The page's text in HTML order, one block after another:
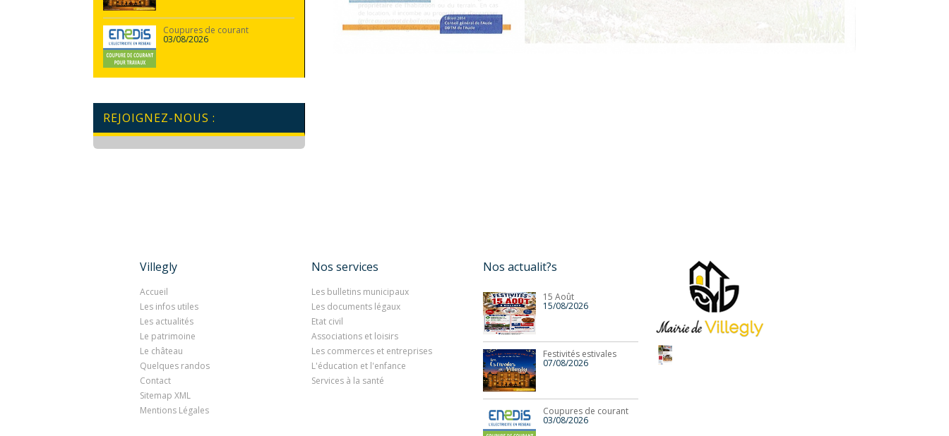
Coupures de courant
03/08/2026
REJOIGNEZ-NOUS :
Villegly
Accueil
Les infos utiles
Les actualités
Le patrimoine
Le château
Quelques randos
Contact
Sitemap XML
Mentions Légales
Nos services
Les bulletins municipaux
Les documents légaux
Etat civil
Associations et loisirs
Les commerces et entreprises
L'éducation et l'enfance
Services à la santé
Nos actualit?s
15 Août
15/08/2026
Festivités estivales
07/08/2026
Coupures de courant
03/08/2026